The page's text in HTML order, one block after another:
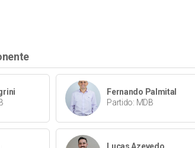
Fernando Palmital
Partido: MDB